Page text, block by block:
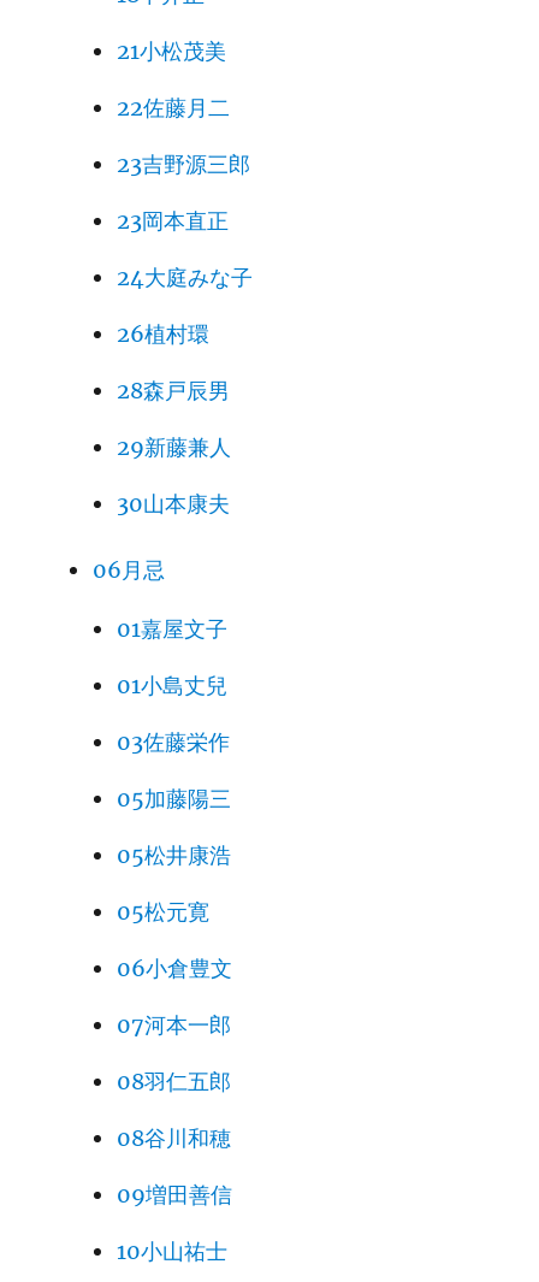
21小松茂美
22佐藤月二
23吉野源三郎
23岡本直正
24大庭みな子
26植村環
28森戸辰男
29新藤兼人
30山本康夫
06月忌
01嘉屋文子
01小島丈兒
03佐藤栄作
05加藤陽三
05松井康浩
05松元寛
06小倉豊文
07河本一郎
08羽仁五郎
08谷川和穂
09増田善信
10小山祐士